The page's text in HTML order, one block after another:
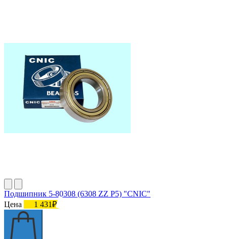
Подшипник 5-80308 (6308 ZZ P5) "CNIC"
Цена
1 431₽